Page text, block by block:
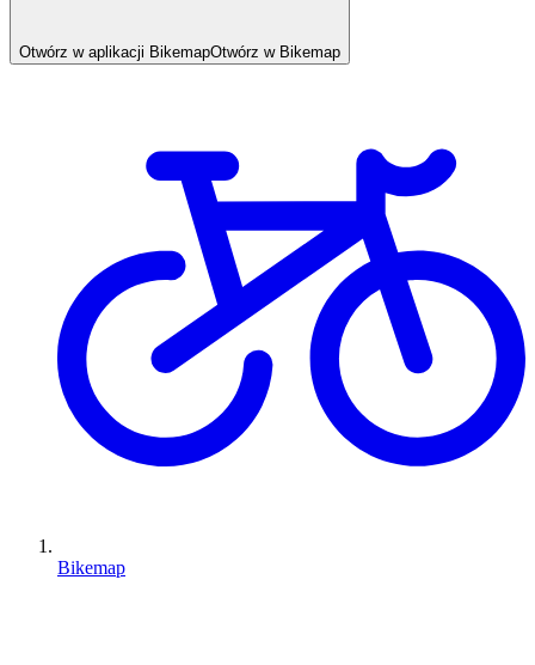
Otwórz w aplikacji BikemapOtwórz w Bikemap
Bikemap